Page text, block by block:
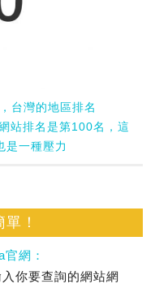
台灣的地區排名
站排名是第100名，這
是一種壓力
！
網：
你要查詢的網站網